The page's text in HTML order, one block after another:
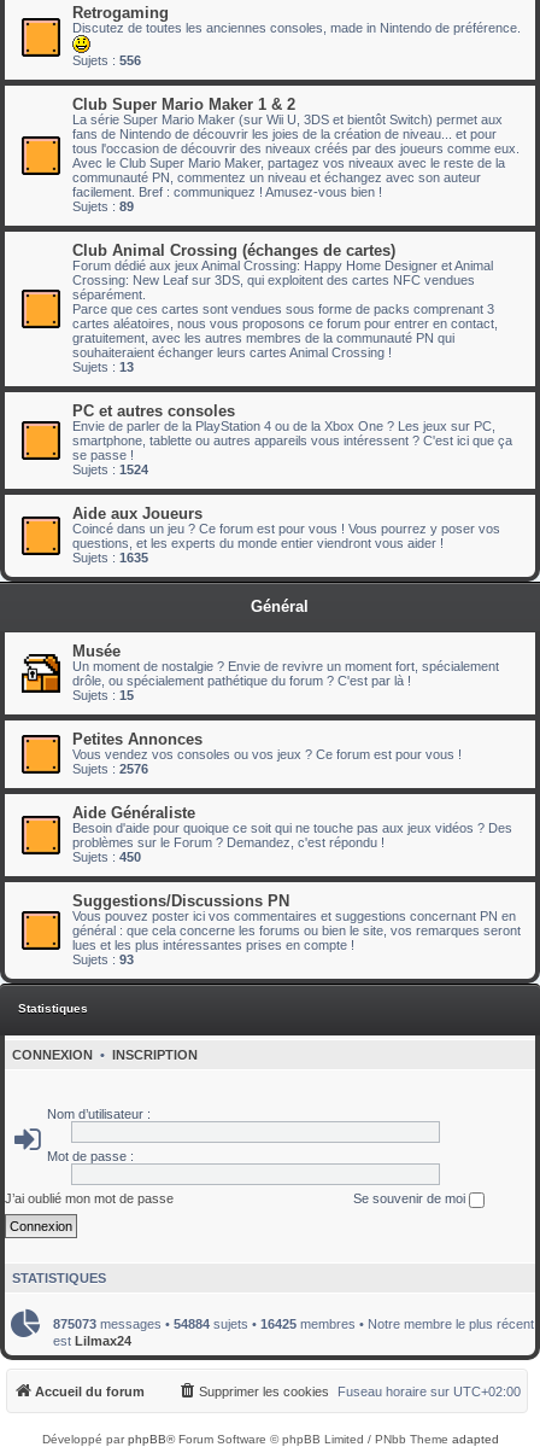
Retrogaming
Discutez de toutes les anciennes consoles, made in Nintendo de préférence.
Sujets : 556
Club Super Mario Maker 1 & 2
La série Super Mario Maker (sur Wii U, 3DS et bientôt Switch) permet aux
fans de Nintendo de découvrir les joies de la création de niveau... et pour
tous l'occasion de découvrir des niveaux créés par des joueurs comme eux.
Avec le Club Super Mario Maker, partagez vos niveaux avec le reste de la
communauté PN, commentez un niveau et échangez avec son auteur
facilement. Bref : communiquez ! Amusez-vous bien !
Sujets : 89
Club Animal Crossing (échanges de cartes)
Forum dédié aux jeux Animal Crossing: Happy Home Designer et Animal
Crossing: New Leaf sur 3DS, qui exploitent des cartes NFC vendues
séparément.
Parce que ces cartes sont vendues sous forme de packs comprenant 3
cartes aléatoires, nous vous proposons ce forum pour entrer en contact,
gratuitement, avec les autres membres de la communauté PN qui
souhaiteraient échanger leurs cartes Animal Crossing !
Sujets : 13
PC et autres consoles
Envie de parler de la PlayStation 4 ou de la Xbox One ? Les jeux sur PC,
smartphone, tablette ou autres appareils vous intéressent ? C'est ici que ça
se passe !
Sujets : 1524
Aide aux Joueurs
Coincé dans un jeu ? Ce forum est pour vous ! Vous pourrez y poser vos
questions, et les experts du monde entier viendront vous aider !
Sujets : 1635
Général
Musée
Un moment de nostalgie ? Envie de revivre un moment fort, spécialement
drôle, ou spécialement pathétique du forum ? C'est par là !
Sujets : 15
Petites Annonces
Vous vendez vos consoles ou vos jeux ? Ce forum est pour vous !
Sujets : 2576
Aide Généraliste
Besoin d'aide pour quoique ce soit qui ne touche pas aux jeux vidéos ? Des
problèmes sur le Forum ? Demandez, c'est répondu !
Sujets : 450
Suggestions/Discussions PN
Vous pouvez poster ici vos commentaires et suggestions concernant PN en
général : que cela concerne les forums ou bien le site, vos remarques seront
lues et les plus intéressantes prises en compte !
Sujets : 93
Statistiques
CONNEXION • INSCRIPTION
Nom d’utilisateur :
Mot de passe :
J’ai oublié mon mot de passe Se souvenir de moi
STATISTIQUES
875073 messages • 54884 sujets • 16425 membres • Notre membre le plus récent
est Lilmax24
Accueil du forum Fuseau horaire sur UTC+02:00
Supprimer les cookies
Développé parphpBB® Forum Software © phpBB Limited / PNbb Theme adapted